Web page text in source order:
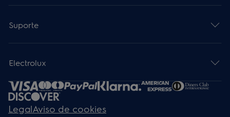
Suporte
Electrolux
LegalAviso de cookies